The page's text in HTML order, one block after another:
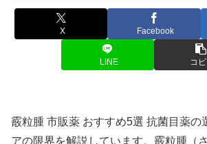
X Facebook
LINE コ
霰粒腫 市販薬 おすすめ5選 抗菌目薬の
アの限界を解説しています。霰粒腫（